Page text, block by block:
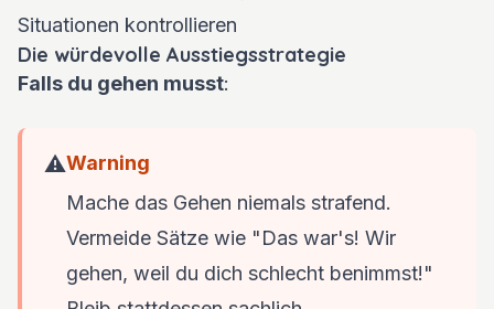
Situationen kontrollieren
Die würdevolle Ausstiegsstrategie
Falls du gehen musst:
⚠️Warning
Mache das Gehen niemals strafend.
Vermeide Sätze wie "Das war's! Wir
gehen, weil du dich schlecht benimmst!"